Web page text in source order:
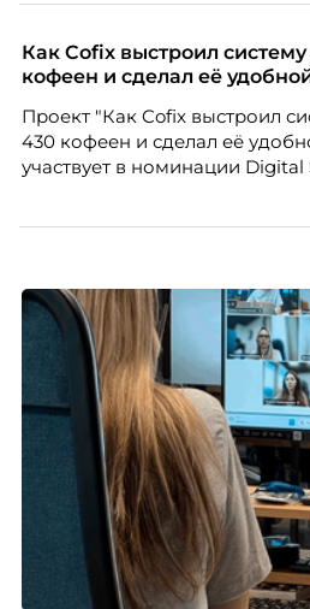
«свадебного генерала»,
системы оценки часто
людей и как выявить
того, как он проявится в
Тимур Соколов, ключевой
стратегическому развитию и
Как Cofix выстроил
кофеен и сделал её
Проект "Как Cofix выстроил
430 кофеен и сделал её
участвует в номинации Digital